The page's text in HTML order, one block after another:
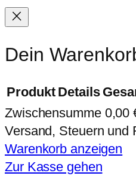
Dein
Produkte
im
Warenkorb
Produkt Details
Zwischensumme 0,00
Versand, Steuern und
Warenkorb anzeigen
Zur Kasse gehen